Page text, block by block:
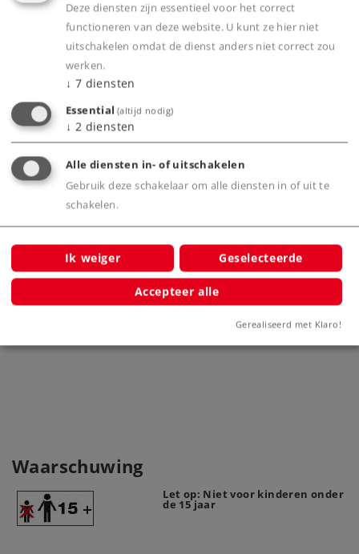
Productinfo
Bijbehorende producten
met
Elektrische locomotief serie 1700
Waarschuwing
Let op: Niet voor kinderen onder
de 15 jaar
Deze diensten zijn essentieel voor het correct
functioneren van deze website. U kunt ze hier niet
uitschakelen omdat de dienst anders niet correct zou
werken.
↓ 7 diensten
Essential (altijd nodig)
↓ 2 diensten
Alle diensten in- of uitschakelen
Gebruik deze schakelaar om alle diensten in of uit te
schakelen.
Ik weiger Geselecteerde
Accepteer alle
Gerealiseerd met Klaro!